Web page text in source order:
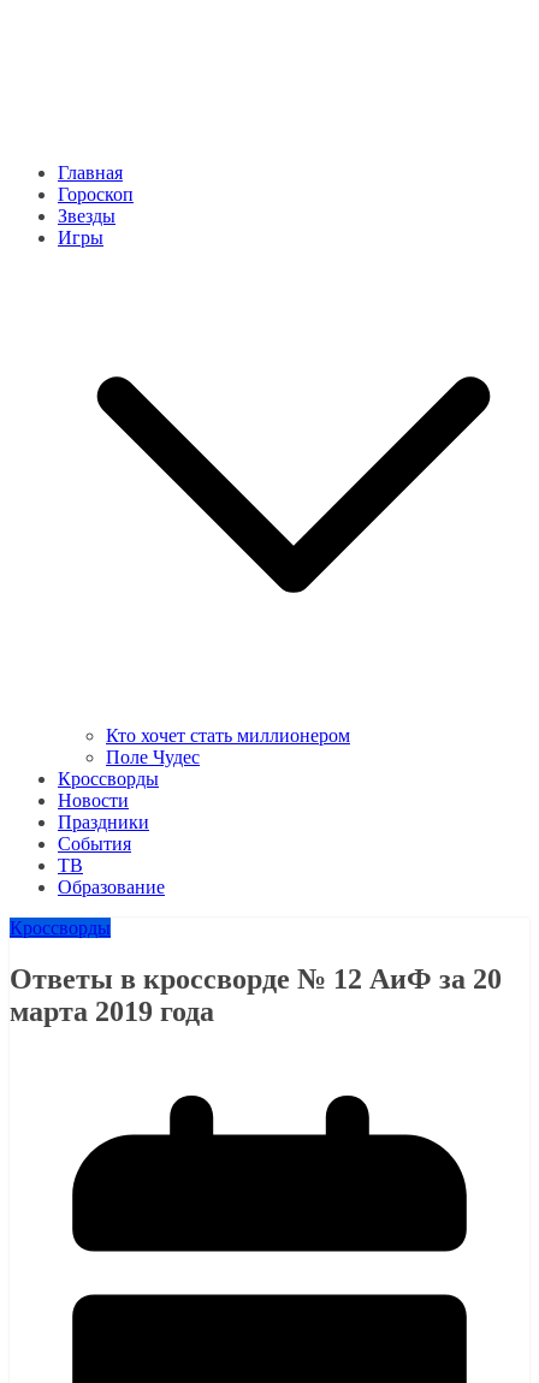
Главная
Гороскоп
Звезды
Игры
Кто хочет стать миллионером
Поле Чудес
Кроссворды
Новости
Праздники
События
ТВ
Образование
Кроссворды
Ответы в кроссворде № 12 АиФ за 20
марта 2019 года